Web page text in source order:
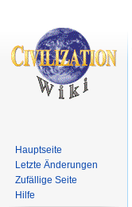
Hauptseite
Letzte Änderungen
Zufällige Seite
Hilfe